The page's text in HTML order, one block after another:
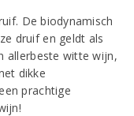
De biodynamisch
druif en geldt als
allerbeste witte wijn,
dikke
prachtige